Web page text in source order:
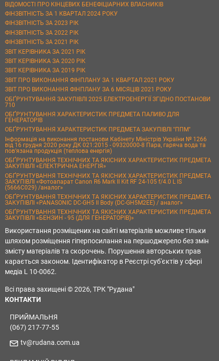
ВІДОМОСТІ ПРО КІНЦЕВИХ БЕНЕФІЦІАРНИХ ВЛАСНИКІВ
ФІНЗВІТНІСТЬ ЗА 1 КВАРТАЛ 2024 РОКУ
ФІНЗВІТНІСТЬ ЗА 2023 РІК
ФІНЗВІТНІСТЬ ЗА 2022 РІК
ФІНЗВІТНІСТЬ ЗА 2021 РІК
ЗВІТ КЕРІВНИКА ЗА 2021 РІК
ЗВІТ КЕРІВНИКА ЗА 2020 РІК
ЗВІТ КЕРІВНИКА ЗА 2019 РІК
ЗВІТ ПРО ВИКОНАННЯ ФІНПЛАНУ ЗА 1 КВАРТАЛ 2021 РОКУ
ЗВІТ ПРО ВИКОНАННЯ ФІНПЛАНУ ЗА 6 МІСЯЦІВ 2021 РОКУ
ОБҐРУНТУВАННЯ ЗАКУПІВЛІ 2025 ЕЛЕКТРОЕНЕРГІЇ ЗГІДНО ПОСТАНОВИ
710
ОБҐРУНТУВАННЯ ХАРАКТЕРИСТИК ПРЕДМЕТА ПАЛИВО ДЛЯ
ГЕНЕРАТОРІВ
ОБҐРУНТУВАННЯ ХАРАКТЕРИСТИК ПРЕДМЕТА ЗАКУПІВЛІ "ППМ"
Інформація на виконання постанови Кабінету Міністрів України № 1266
від 16 грудня 2020 року ДК 021:2015 - 09320000-8 Пара, гаряча вода та
пов’язана продукція (теплова енергія)
ОБҐРУНТУВАННЯ ТЕХНІЧНИХ ТА ЯКІСНИХ ХАРАКТЕРИСТИК ПРЕДМЕТА
ЗАКУПІВЛІ «ЕЛЕКТРИЧНА ЕНЕРГІЯ»
ОБҐРУНТУВАННЯ ТЕХНІЧНИХ ТА ЯКІСНИХ ХАРАКТЕРИСТИК ПРЕДМЕТА
ЗАКУПІВЛІ «Фотоапарат Canon R6 Mark II Kit RF 24-105 f/4.0 L IS
(5666C029) /аналог»
ОБҐРУНТУВАННЯ ТЕХНІЧНИХ ТА ЯКІСНИХ ХАРАКТЕРИСТИК ПРЕДМЕТА
ЗАКУПІВЛІ «PANASONIC DC-GH5 II Body (DC-GH5M2EE) / аналог»
ОБҐРУНТУВАННЯ ТЕХНІЧНИХ ТА ЯКІСНИХ ХАРАКТЕРИСТИК ПРЕДМЕТА
ЗАКУПІВЛІ «БЕНЗИН - 95 (ДЛЯ ГЕНЕРАТОРІВ)»
Використання розміщених на сайті матеріалів можливе тільки
шляхом розміщення гіперпосилання на першоджерело без змін
змісту матеріалів та скорочень. Порушення авторських прав
карається законом. Ідентифікатор в Реєстрі суб'єктів у сфері
медіа L 10-0062.
Всі права захищені © 2026, ТРК "Рудана"
КОНТАКТИ
ПРИЙМАЛЬНЯ
(067) 217-77-55
tv@rudana.com.ua